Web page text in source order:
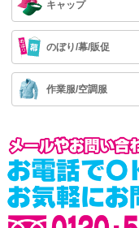
キャップ
のぼり/幕/販促
作業服/空調服